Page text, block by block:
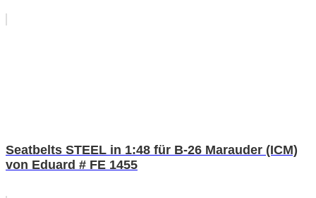
Seatbelts STEEL in 1:48 für B-26 Marauder (ICM)
von Eduard # FE 1455